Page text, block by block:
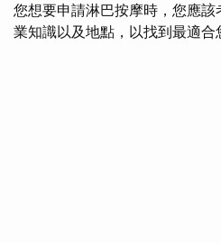
您想要申請淋巴按摩時，您應
業知識以及地點，以找到最適合